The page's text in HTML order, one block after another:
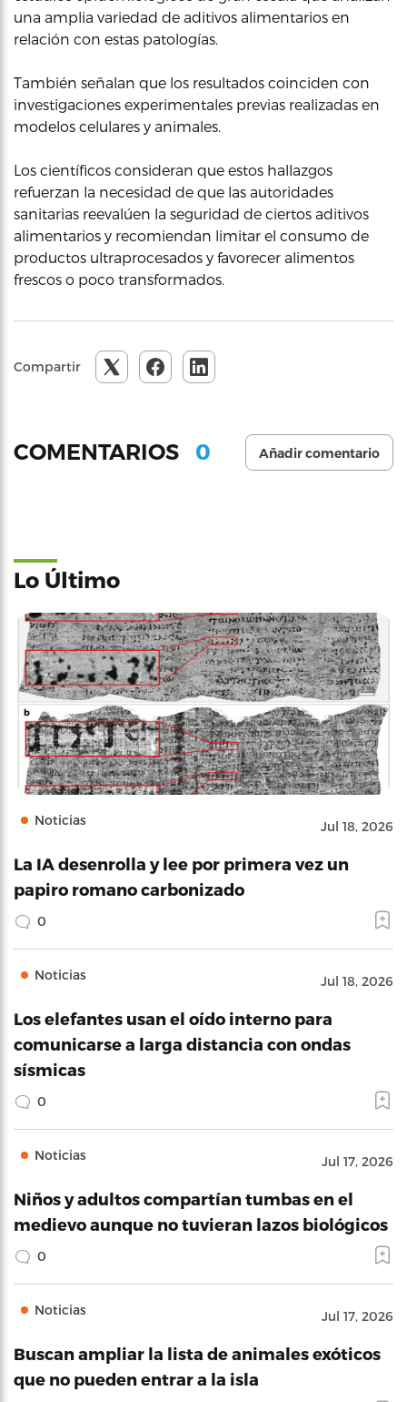
una amplia variedad de aditivos alimentarios en
relación con estas patologías.
También señalan que los resultados coinciden con
investigaciones experimentales previas realizadas en
modelos celulares y animales.
Los científicos consideran que estos hallazgos
refuerzan la necesidad de que las autoridades
sanitarias reevalúen la seguridad de ciertos aditivos
alimentarios y recomiendan limitar el consumo de
productos ultraprocesados y favorecer alimentos
frescos o poco transformados.
Compartir
COMENTARIOS 0 Añadir comentario
Lo Último
Noticias Jul 18, 2026
La IA desenrolla y lee por primera vez un
papiro romano carbonizado
0
Noticias Jul 18, 2026
Los elefantes usan el oído interno para
comunicarse a larga distancia con ondas
sísmicas
0
Noticias Jul 17, 2026
Niños y adultos compartían tumbas en el
medievo aunque no tuvieran lazos biológicos
0
Noticias Jul 17, 2026
Buscan ampliar la lista de animales exóticos
que no pueden entrar a la isla